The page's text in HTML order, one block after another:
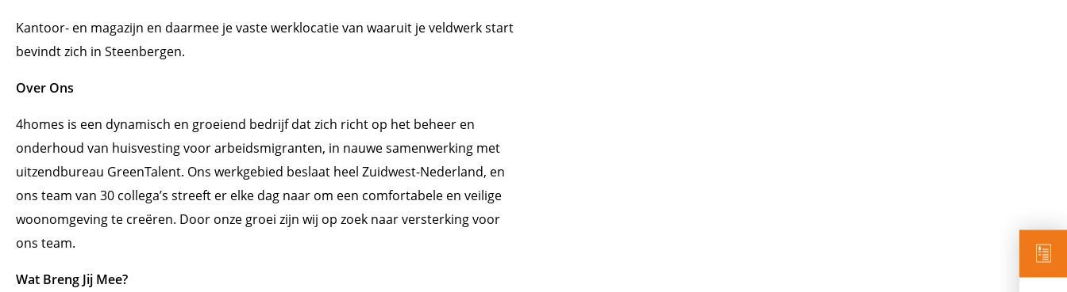
Kantoor- en magazijn en daarmee je vaste werklocatie van waaruit je veldwerk start
bevindt zich in Steenbergen.
Over Ons
4homes is een dynamisch en groeiend bedrijf dat zich richt op het beheer en
onderhoud van huisvesting voor arbeidsmigranten, in nauwe samenwerking met
uitzendbureau GreenTalent. Ons werkgebied beslaat heel Zuidwest-Nederland, en
ons team van 30 collega’s streeft er elke dag naar om een comfortabele en veilige
woonomgeving te creëren. Door onze groei zijn wij op zoek naar versterking voor
ons team.
Wat Breng Jij Mee?